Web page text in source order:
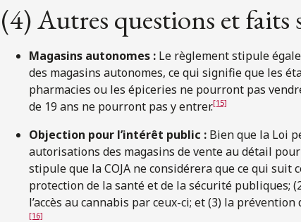
(4) Autres questions et faits
Magasins autonomes : Le règlement stipule
des magasins autonomes, ce qui signifie que les
pharmacies ou les épiceries ne pourront pas
de 19 ans ne pourront pas y entrer.[15]
Objection pour l’intérêt public : Bien que la Loi
autorisations des magasins de vente au détail
stipule que la COJA ne considérera que ce qui suit
protection de la santé et de la sécurité publiques;
l’accès au cannabis par ceux-ci; et (3) la
[16]